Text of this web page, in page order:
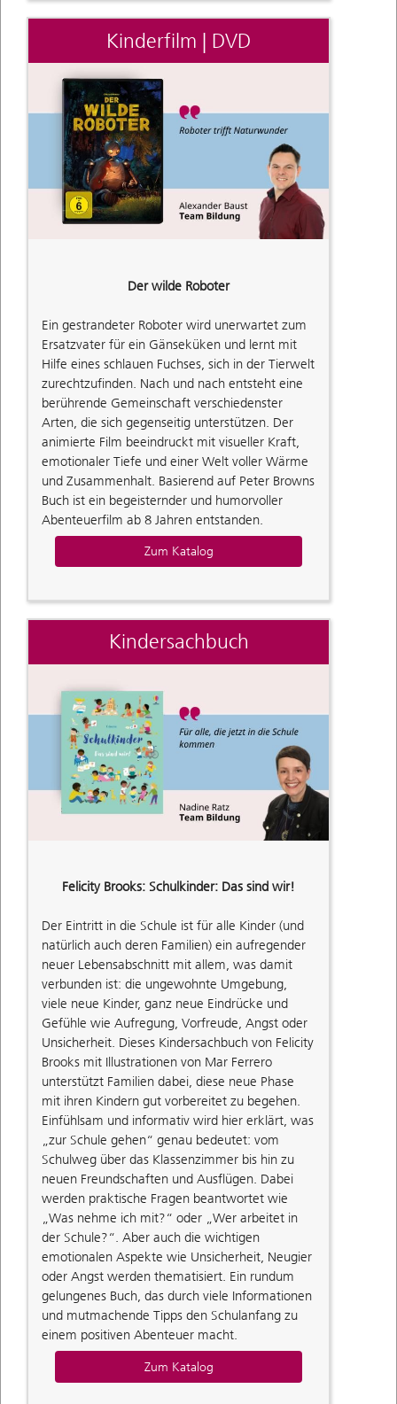
Kinderfilm | DVD
Der wilde Roboter
Ein gestrandeter Roboter wird unerwartet zum
Ersatzvater für ein Gänseküken und lernt mit
Hilfe eines schlauen Fuchses, sich in der Tierwelt
zurechtzufinden. Nach und nach entsteht eine
berührende Gemeinschaft verschiedenster
Arten, die sich gegenseitig unterstützen. Der
animierte Film beeindruckt mit visueller Kraft,
emotionaler Tiefe und einer Welt voller Wärme
und Zusammenhalt. Basierend auf Peter Browns
Buch ist ein begeisternder und humorvoller
Abenteuerfilm ab 8 Jahren entstanden.
Zum Katalog
Kindersachbuch
Felicity Brooks: Schulkinder: Das sind wir!
Der Eintritt in die Schule ist für alle Kinder (und
natürlich auch deren Familien) ein aufregender
neuer Lebensabschnitt mit allem, was damit
verbunden ist: die ungewohnte Umgebung,
viele neue Kinder, ganz neue Eindrücke und
Gefühle wie Aufregung, Vorfreude, Angst oder
Unsicherheit. Dieses Kindersachbuch von Felicity
Brooks mit Illustrationen von Mar Ferrero
unterstützt Familien dabei, diese neue Phase
mit ihren Kindern gut vorbereitet zu begehen.
Einfühlsam und informativ wird hier erklärt, was
„zur Schule gehen“ genau bedeutet: vom
Schulweg über das Klassenzimmer bis hin zu
neuen Freundschaften und Ausflügen. Dabei
werden praktische Fragen beantwortet wie
„Was nehme ich mit?“ oder „Wer arbeitet in
der Schule?“. Aber auch die wichtigen
emotionalen Aspekte wie Unsicherheit, Neugier
oder Angst werden thematisiert. Ein rundum
gelungenes Buch, das durch viele Informationen
und mutmachende Tipps den Schulanfang zu
einem positiven Abenteuer macht.
Zum Katalog